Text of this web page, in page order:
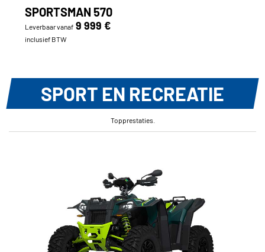
SPORTSMAN 570
Leverbaar vanaf 9 999 €
inclusief BTW
SPORT EN RECREATIE
Topprestaties.